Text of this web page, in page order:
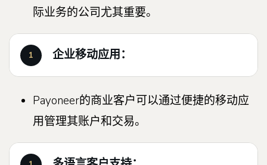
际业务的公司尤其重要。
企业移动应用：
Payoneer的商业客户可以通过便捷的移动应
用管理其账户和交易。